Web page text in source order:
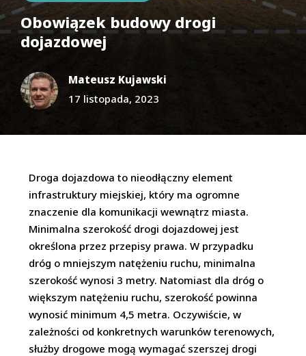
Obowiązek budowy drogi
dojazdowej
Mateusz Kujawski
17 listopada, 2023
Droga dojazdowa to nieodłączny element
infrastruktury miejskiej, który ma ogromne
znaczenie dla komunikacji wewnątrz miasta.
Minimalna szerokość drogi dojazdowej jest
określona przez przepisy prawa. W przypadku
dróg o mniejszym natężeniu ruchu, minimalna
szerokość wynosi 3 metry. Natomiast dla dróg o
większym natężeniu ruchu, szerokość powinna
wynosić minimum 4,5 metra. Oczywiście, w
zależności od konkretnych warunków terenowych,
służby drogowe mogą wymagać szerszej drogi